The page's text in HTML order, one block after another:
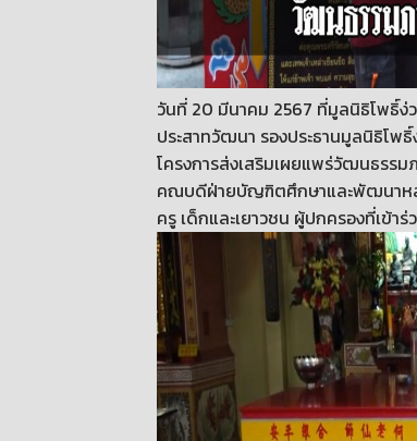
วันที่ 20 มีนาคม 2567 ที่มูลนิธิโพธิ์ง่
ประสาทวัฒนา รองประธานมูลนิธิโพ
โครงการส่งเสริมเผยแพร่วัฒนธรร
คณบดีฝ่ายบัญฑิตศึกษาและพัฒนาหลั
ครู เด็กและเยาวชน ผู้ปกครองที่เข้า